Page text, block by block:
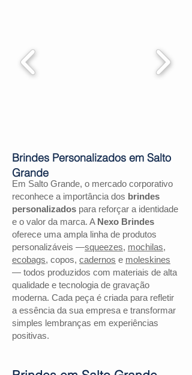
Em Salto Grande, o mercado corporativo
reconhece a importância dos brindes
personalizados para reforçar a identidade
e o valor da marca. A Nexo Brindes
oferece uma ampla linha de produtos
personalizáveis —squeezes, mochilas,
ecobags, copos, cadernos e moleskines
— todos produzidos com materiais de alta
qualidade e tecnologia de gravação
moderna. Cada peça é criada para refletir
a essência da sua empresa e transformar
simples lembranças em experiências
positivas.
Brindes Personalizados em Salto
Grande